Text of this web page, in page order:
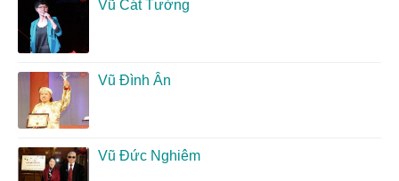
Vũ Cát Tường
Vũ Đình Ân
Vũ Đức Nghiêm